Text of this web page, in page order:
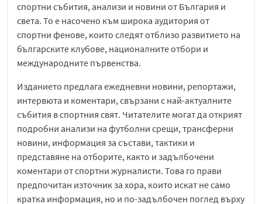
спортни събития, анализи и новини от България и
света. То е насочено към широка аудитория от
спортни фенове, които следят отблизо развитието на
българските клубове, националните отбори и
международните първенства.
Изданието предлага ежедневни новини, репортажи,
интервюта и коментари, свързани с най-актуалните
събития в спортния свят. Читателите могат да открият
подробни анализи на футболни срещи, трансферни
новини, информация за състави, тактики и
представяне на отборите, както и задълбочени
коментари от спортни журналисти. Това го прави
предпочитан източник за хора, които искат не само
кратка информация, но и по-задълбочен поглед върху